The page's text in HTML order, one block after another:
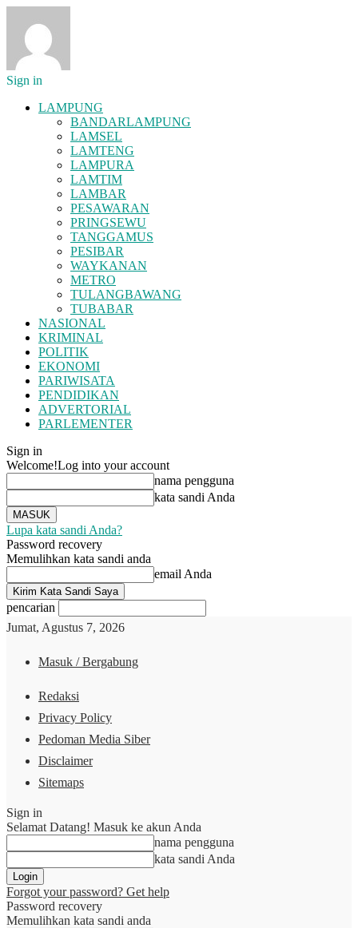
Sign in
LAMPUNG
BANDARLAMPUNG
LAMSEL
LAMTENG
LAMPURA
LAMTIM
LAMBAR
PESAWARAN
PRINGSEWU
TANGGAMUS
PESIBAR
WAYKANAN
METRO
TULANGBAWANG
TUBABAR
NASIONAL
KRIMINAL
POLITIK
EKONOMI
PARIWISATA
PENDIDIKAN
ADVERTORIAL
PARLEMENTER
Sign in
Welcome!Log into your account
nama pengguna
kata sandi Anda
Lupa kata sandi Anda?
Password recovery
Memulihkan kata sandi anda
email Anda
pencarian
Jumat, Agustus 7, 2026
Masuk / Bergabung
Redaksi
Privacy Policy
Pedoman Media Siber
Disclaimer
Sitemaps
Sign in
Selamat Datang! Masuk ke akun Anda
nama pengguna
kata sandi Anda
Forgot your password? Get help
Password recovery
Memulihkan kata sandi anda